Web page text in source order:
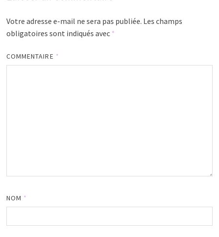
Votre adresse e-mail ne sera pas publiée. Les champs
obligatoires sont indiqués avec *
COMMENTAIRE *
NOM *